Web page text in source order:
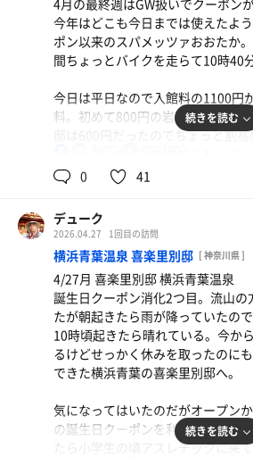
右側のやんちゃなビックリシャワ
ないか？GWの谷間の平日の18時
大正解。
タイミングが悪いので15分ほど炭
19時20分のミュージックロウリュ
久しぶりのミュージックロウリュ
ると96℃！マジか！これは中段でも
スゲェ猛者なのかと思っていたら
始まるときには中段2人、下段3人
うだよな。95℃超はヤバいよな。私
で様子を見る。
青葉喜楽里と同じくらいか。スパ
マイルドかな。少し余力を残して
ず冷たい。温度計が壊れているの
足の痺れ具合からしてスパメッツ
冷たい感じ。13〜15℃くらいだろ
い感じ。
2セット目は5分前に入って中段に
4月の最終週はGW扱いでクーポン
今年はどこも今日までは使えたよ
ポン以来のスパメッツァおおたか
間ちょっとバイクを走らて10時40
今日は平日なので入館料の1100円
料。初めて800円の岩盤浴を付け
邸は600円だったのでちょっと割高
GWは岩盤浴が1500円になるという
を休みを取ったのは正解だった。
体を清めたら周りを見渡す。
竜泉寺といえば他にはない大きな
ロウリュができるメディサウナが
れる水風呂があるんだっけ。まず
20人は入れそうな広い浴槽には5人
過ぎには混み合っていたがまだ午
オートロウリュは横浜青葉の喜楽
上段はもっと熱い気がする。8分前
サ室内は5人ほど。暗くてよく見
続きを読む
0 41
デューク
2026.04.27 1回目の訪問
横浜青葉温泉 喜楽里別邸 [ 神奈川県 ]
4/27月 喜楽里別邸 横浜青葉温泉
誕生日クーポン消化2つ目。流山の
たが朝起きたら雨が降っていたの
10時頃起きたら晴れている。今か
るけどせっかく休みを取ったのに
できた横浜青葉の喜楽里別邸へ。
気になってはいたのだがオープン
の誕生日クーポンを利用しての初
たら小学生の頃アスレチックに来
続きを読む